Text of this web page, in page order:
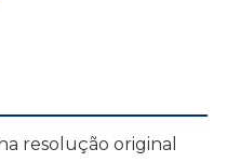
resolução original